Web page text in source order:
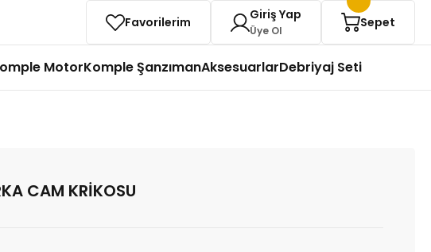
Favorilerim Giriş Yap
Üye Ol
Sepet
MotorKomple ŞanzımanAksesuarlarDebriyaj Seti
CAM KRİKOSU